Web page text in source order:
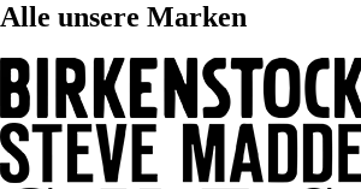
Alle unsere Marken